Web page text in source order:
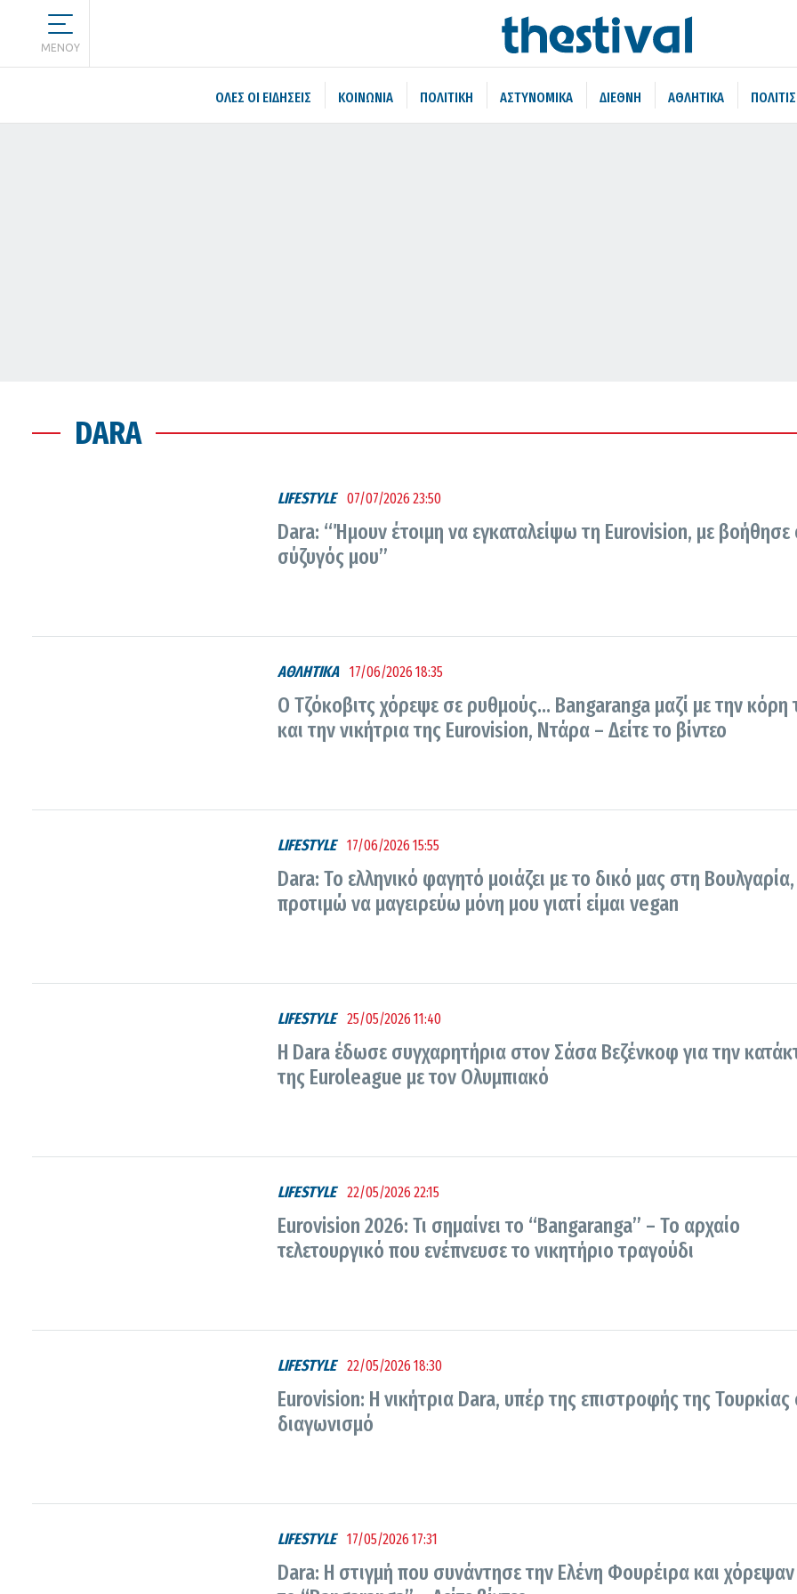
MENOY
ΌΛΕΣ ΟΙ ΕΙΔΉΣΕΙΣ ΚΟΙΝΩΝΙΑ ΠΟΛΙΤΙΚΗ ΑΣΤΥΝΟΜΙΚΑ ΔΙΕΘΝΗ ΑΘΛΗΤΙΚΑ
DARA
LIFESTYLE 07/07/2026 23:50
Dara: “Ήμουν έτοιμη να εγκαταλείψω τη Eurovision, με βοήθησε
σύζυγός μου”
ΑΘΛΗΤΙΚΑ 17/06/2026 18:35
Ο Τζόκοβιτς χόρεψε σε ρυθμούς… Bangaranga μαζί με την κόρη
και την νικήτρια της Eurovision, Ντάρα – Δείτε το βίντεο
LIFESTYLE 17/06/2026 15:55
Dara: Το ελληνικό φαγητό μοιάζει με το δικό μας στη Βουλγαρία,
προτιμώ να μαγειρεύω μόνη μου γιατί είμαι vegan
LIFESTYLE 25/05/2026 11:40
Η Dara έδωσε συγχαρητήρια στον Σάσα Βεζένκοφ για την
της Euroleague με τον Ολυμπιακό
LIFESTYLE 22/05/2026 22:15
Eurovision 2026: Τι σημαίνει το “Bangaranga” – Το αρχαίο
τελετουργικό που ενέπνευσε το νικητήριο τραγούδι
LIFESTYLE 22/05/2026 18:30
Eurovision: H νικήτρια Dara, υπέρ της επιστροφής της Τουρκίας
διαγωνισμό
LIFESTYLE 17/05/2026 17:31
Dara: Η στιγμή που συνάντησε την Ελένη Φουρέιρα και χόρεψαν